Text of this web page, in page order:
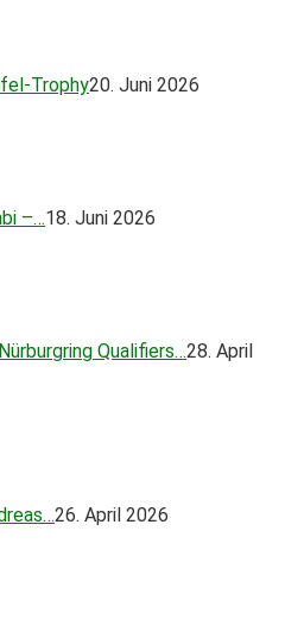
Trophy20. Juni 2026
–…18. Juni 2026
Qualifiers…28. April
26. April 2026